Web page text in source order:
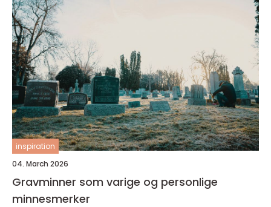
inspiration
04. March 2026
Gravminner som varige og personlige
minnesmerker